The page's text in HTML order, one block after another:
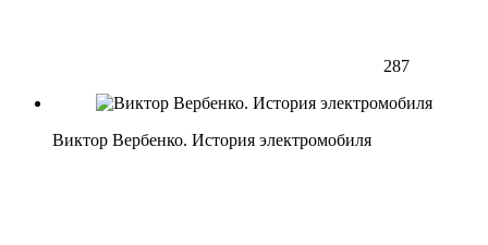
287
Виктор Вербенко. История электромобиля